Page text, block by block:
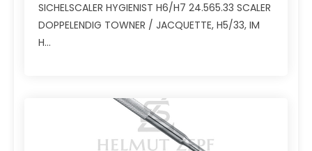
SICHELSCALER HYGIENIST H6/H7 24.565.33 SCALER
DOPPELENDIG TOWNER / JACQUETTE, H5/33, IM
H...